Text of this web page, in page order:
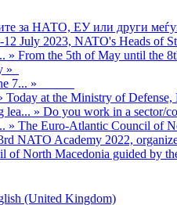
за НАТО, ЕУ или други
12 July 2023, NATO's Heads of
» From the 5th of May until the
»
7... »
Today at the Ministry of
lea... » Do you work in a sector/
» The Euro-Atlantic Council of
NATO Academy 2022,
of North Macedonia guided by